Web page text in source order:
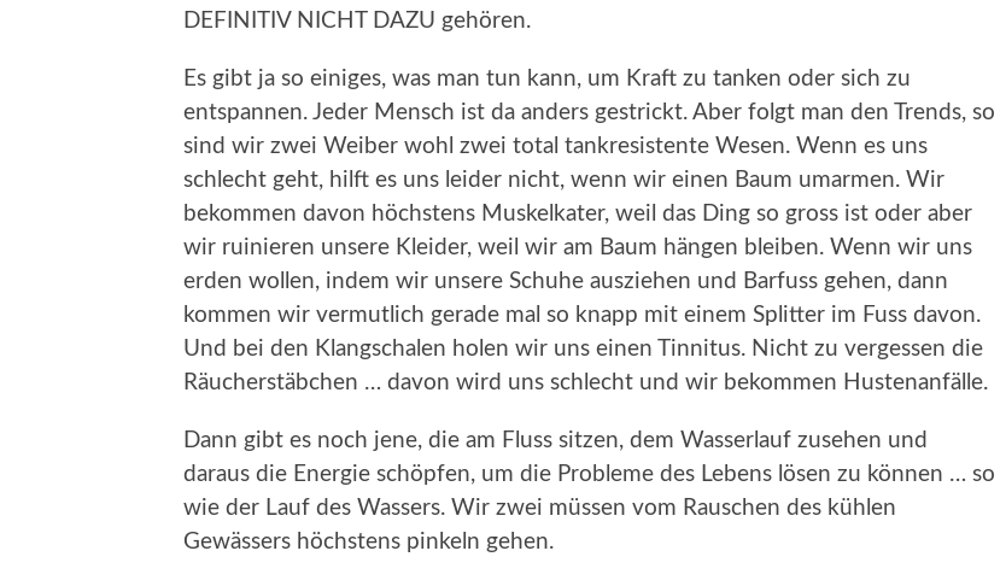
DEFINITIV NICHT DAZU gehören.
Es gibt ja so einiges, was man tun kann, um Kraft zu tanken oder sich zu
entspannen. Jeder Mensch ist da anders gestrickt. Aber folgt man den Trends, so
sind wir zwei Weiber wohl zwei total tankresistente Wesen. Wenn es uns
schlecht geht, hilft es uns leider nicht, wenn wir einen Baum umarmen. Wir
bekommen davon höchstens Muskelkater, weil das Ding so gross ist oder aber
wir ruinieren unsere Kleider, weil wir am Baum hängen bleiben. Wenn wir uns
erden wollen, indem wir unsere Schuhe ausziehen und Barfuss gehen, dann
kommen wir vermutlich gerade mal so knapp mit einem Splitter im Fuss davon.
Und bei den Klangschalen holen wir uns einen Tinnitus. Nicht zu vergessen die
Räucherstäbchen … davon wird uns schlecht und wir bekommen Hustenanfälle.
Dann gibt es noch jene, die am Fluss sitzen, dem Wasserlauf zusehen und
daraus die Energie schöpfen, um die Probleme des Lebens lösen zu können … so
wie der Lauf des Wassers. Wir zwei müssen vom Rauschen des kühlen
Gewässers höchstens pinkeln gehen.